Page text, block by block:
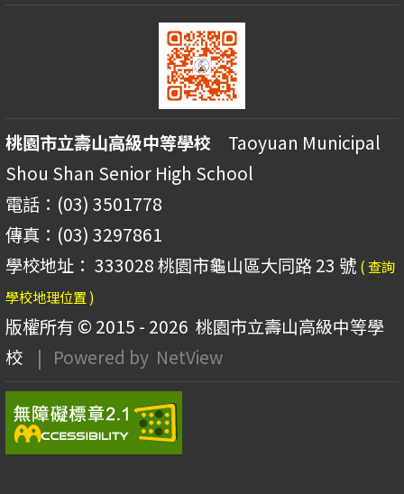
桃園市立壽山高級中等學校 Taoyuan Municipal
Shou Shan Senior High School
電話：(03) 3501778
傳真：(03) 3297861
學校地址： 333028 桃園市龜山區大同路 23 號 ( 查詢
學校地理位置 )
版權所有 © 2015 - 2026 桃園市立壽山高級中等學
校
| Powered by NetView